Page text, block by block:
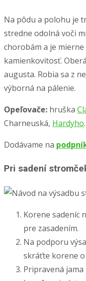
Na pôdu a polohu je
stredne odolná voči
chorobám a je
kamienkovitosť.
augusta. Robia sa z
výborná na pálenie.
Opeľovače: hruška
Charneuská, Hardyho.
Dodávame na
Pri sadení
Korene sadeníc
pre zasadením.
Na podporu
skráťte korene o
Pripravená